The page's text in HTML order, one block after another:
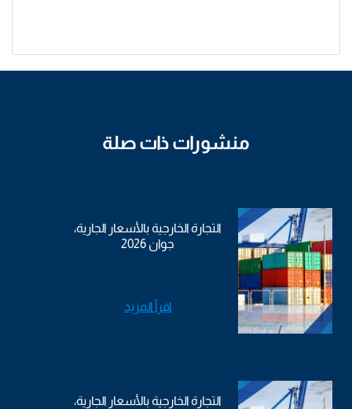
منشورات ذات صلة
التجارة الخارجية بالأسعار الجارية،
جوان 2026
اقرأ المزيد
التجارة الخارجية بالأسعار الجارية،